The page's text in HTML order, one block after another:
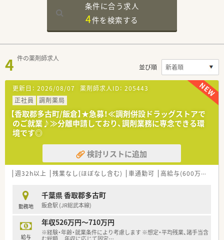
条件に合う求人
4件を検索する
4 件の薬剤師求人
並び順
更新日： 2026/08/07 薬剤師求人ID： 205443
正社員
調剤薬局
【香取郡多古町/飯倉】★急募！≪調剤併設ドラッグストアで
のご就業♪≫分離申請しており、調剤業務に専念できる環
境です◎
検討リストに追加
週32h以上 残業なし(ほぼなし含む) 車通勤可 高給与(600万円以上)
勤務地
千葉県 香取郡多古町
飯倉駅 (JR総武本線)
給与
年収526万円～710万円
※経験・年齢・就業条件により考慮します ※想定・平均残業、諸手当含